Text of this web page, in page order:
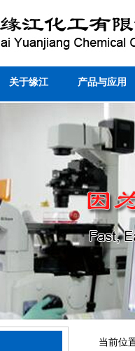
关于缘江 产品与应用
当前位